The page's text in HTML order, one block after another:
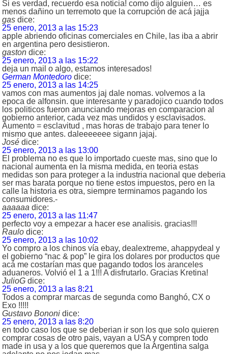
Si es verdad, recuerdo esa noticia! como dijo alguien… es
menos dañino un terremoto que la corrupción de acá jajja
gas dice:
25 enero, 2013 a las 15:23
apple abriendo oficinas comerciales en Chile, las iba a abrir
en argentina pero desistieron.
gaston dice:
25 enero, 2013 a las 15:22
deja un mail o algo, estamos interesados!
German Montedoro dice:
25 enero, 2013 a las 14:25
vamos con mas aumentos jaj dale nomas. volvemos a la
epoca de alfonsin. que interesante y paradojico cuando todos
los politicos fueron anunciando mejoras en comparacion al
gobierno anterior, cada vez mas undidos y esclavisados.
Aumento = esclavitud , mas horas de trabajo para tener lo
mismo que antes. daleeeeeee sigann jajaj.
José dice:
25 enero, 2013 a las 13:00
El problema no es que lo importado cueste mas, sino que lo
nacional aumenta en la misma medida, en teoria estas
medidas son para proteger a la industria nacional que deberia
ser mas barata porque no tiene estos impuestos, pero en la
calle la historia es otra, siempre terminamos pagando los
consumidores.-
aaaaaa dice:
25 enero, 2013 a las 11:47
perfecto voy a empezar a hacer ese analisis. gracias!!!
Raulo dice:
25 enero, 2013 a las 10:02
Yo compro a los chinos vía ebay, dealextreme, ahappydeal y
el gobierno “nac & pop” le gira los dolares por productos que
acá me costarían mas que pagando todos los aranceles
aduaneros. Volvió el 1 a 1!!! A disfrutarlo. Gracias Kretina!
JulioG dice:
25 enero, 2013 a las 8:21
Todos a comprar marcas de segunda como Banghó, CX o
Exo !!!!!
Gustavo Bononi dice:
25 enero, 2013 a las 8:20
en todo caso los que se deberian ir son los que solo quieren
comprar cosas de otro pais, vayan a USA y compren todo
made in usa y a los que queremos que la Argentina salga